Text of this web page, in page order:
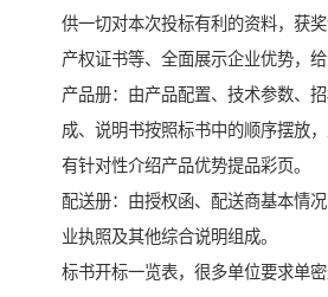
供一切对本次投标有利的资料，获
产权证书等、全面展示企业优势，给
产品册：由产品配置、技术参数、
成、说明书按照标书中的顺序摆放，
有针对性介绍产品优势提品彩页。
配送册：由授权函、配送商基本情
业执照及其他综合说明组成。
标书开标一览表，很多单位要求单